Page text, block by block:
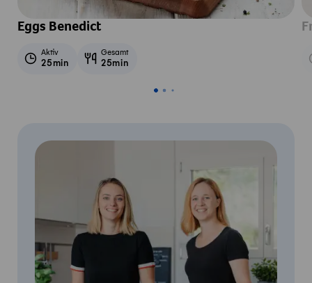
Eggs Benedict
Aktiv
25min
Gesamt
25min